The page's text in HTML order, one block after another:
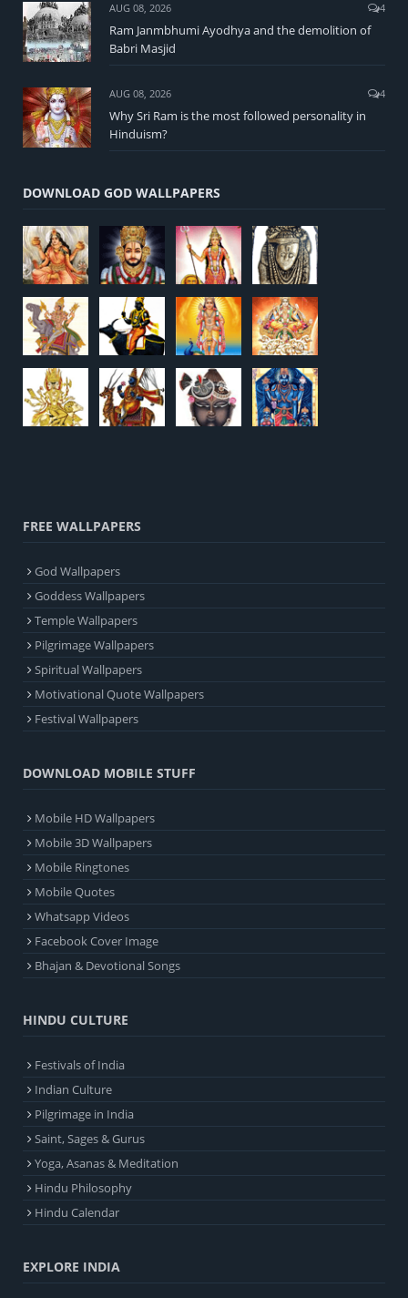
AUG 08, 2026 4
Ram Janmbhumi Ayodhya and the demolition of
Babri Masjid
AUG 08, 2026 4
Why Sri Ram is the most followed personality in
Hinduism?
DOWNLOAD GOD WALLPAPERS
FREE WALLPAPERS
God Wallpapers
Goddess Wallpapers
Temple Wallpapers
Pilgrimage Wallpapers
Spiritual Wallpapers
Motivational Quote Wallpapers
Festival Wallpapers
DOWNLOAD MOBILE STUFF
Mobile HD Wallpapers
Mobile 3D Wallpapers
Mobile Ringtones
Mobile Quotes
Whatsapp Videos
Facebook Cover Image
Bhajan & Devotional Songs
HINDU CULTURE
Festivals of India
Indian Culture
Pilgrimage in India
Saint, Sages & Gurus
Yoga, Asanas & Meditation
Hindu Philosophy
Hindu Calendar
EXPLORE INDIA